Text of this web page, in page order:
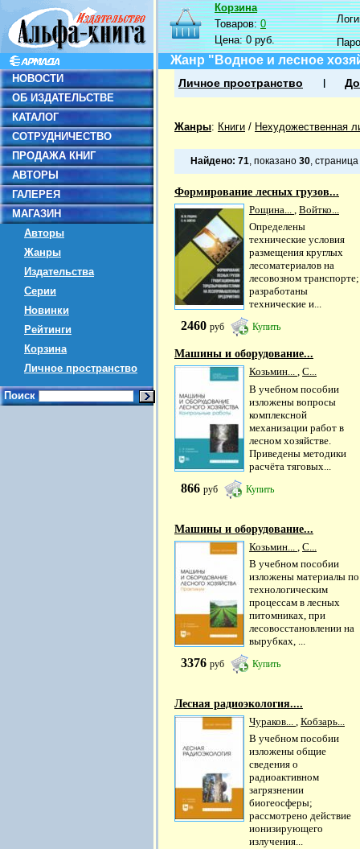
НОВОСТИ
ОБ ИЗДАТЕЛЬСТВЕ
КАТАЛОГ
СОТРУДНИЧЕСТВО
ПРОДАЖА КНИГ
АВТОРЫ
ГАЛЕРЕЯ
МАГАЗИН
Авторы
Жанры
Издательства
Серии
Новинки
Рейтинги
Корзина
Личное пространство
Поиск
Корзина
Товаров:0
Цена:0 руб.
Жанр "Водное и лесное
Личное пространство
Жанры: Книги / Нехудожественная
Найдено: 71, показано 30, страница
Формирование лесных грузов...
Рощина... , Войтко...
Определены
технические условия
размещения круглых
лесоматериалов на
лесовозном транспорте;
разработаны
технические и...
2460 руб Купить
Машины и оборудование...
Козьмин... , С...
В учебном пособии
изложены вопросы
комплексной
механизации работ в
лесном хозяйстве.
Приведены методики
расчёта тяговых...
866 руб Купить
Машины и оборудование...
Козьмин...
С...
В учебном пособии
изложены материалы по
технологическим
процессам в лесных
питомниках, при
лесовосстановлении на
вырубках, ...
3376 руб Купить
Лесная радиоэкология....
Чураков... , Кобзарь...
В учебном пособии
изложены общие
сведения о
радиоактивном
загрязнении
биогеосферы;
рассмотрено действие
ионизирующего
излучения...